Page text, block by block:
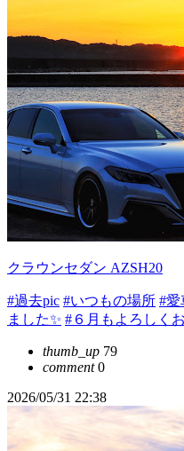
クラウンセダン AZSH20
#過去pic #いつもの場所 #愛
ました✨ #６月もよろしく
thumb_up 79
comment0
2026/05/31 22:38